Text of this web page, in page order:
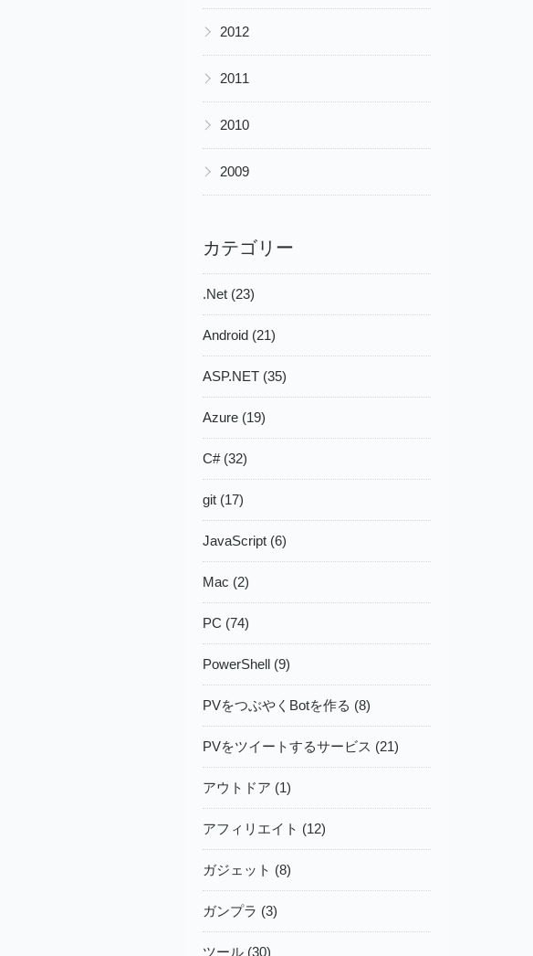
▶ 2012
▶ 2011
▶ 2010
▶ 2009
カテゴリー
.Net (23)
Android (21)
ASP.NET (35)
Azure (19)
C# (32)
git (17)
JavaScript (6)
Mac (2)
PC (74)
PowerShell (9)
PVをつぶやくBotを作る (8)
PVをツイートするサービス (21)
アウトドア (1)
アフィリエイト (12)
ガジェット (8)
ガンプラ (3)
ツール (30)